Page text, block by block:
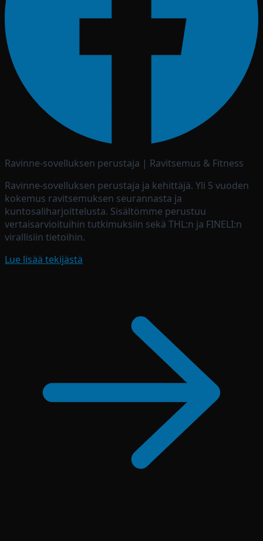
Ravinne-sovelluksen perustaja | Ravitsemus & Fitness
Ravinne-sovelluksen perustaja ja kehittäjä. Yli 5 vuoden
kokemus ravitsemuksen seurannasta ja
kuntosaliharjoittelusta. Sisältömme perustuu
vertaisarvioituihin tutkimuksiin sekä THL:n ja FINELI:n
virallisiin tietoihin.
Lue lisää tekijästä